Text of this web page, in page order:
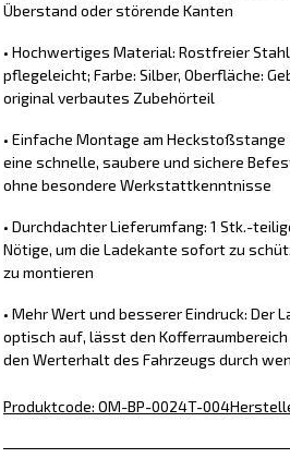
Überstand oder störende Kanten
• Hochwertiges Material: Rostfreier
pflegeleicht; Farbe: Silber, Oberfläche:
original verbautes Zubehörteil
• Einfache Montage am
eine schnelle, saubere und sichere
ohne besondere Werkstattkenntnisse
• Durchdachter Lieferumfang: 1 Stk.-
Nötige, um die Ladekante sofort zu
zu montieren
• Mehr Wert und besserer Eindruck:
optisch auf, lässt den
den Werterhalt des Fahrzeugs durch
Produktcode: OM-BP-0024T-004